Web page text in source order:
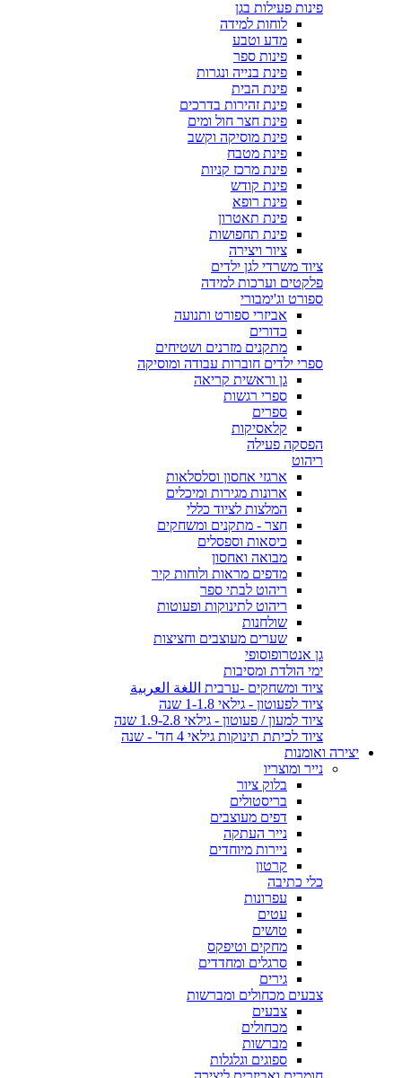
פינות פעילות בגן
לוחות למידה
מדע וטבע
פינות ספר
פינת בנייה ונגרות
פינת הבית
פינת זהירות בדרכים
פינת חצר חול ומים
פינת מוסיקה וקשב
פינת מטבח
פינת מרכז קניות
פינת קודש
פינת רופא
פינת תאטרון
פינת תחפושות
ציור ויצירה
ציוד משרדי לגן ילדים
פלקטים וערכות למידה
ספורט וג'ימבורי
אביזרי ספורט ותנועה
כדורים
מתקנים מזרנים ושטיחים
ספרי ילדים חוברות עבודה ומוסיקה
גן וראשית קריאה
ספרי רגשות
ספרים
קלאסיקות
הפסקה פעילה
ריהוט
ארגזי אחסון וסלסלאות
ארונות מגירות ומיכלים
המלצות לציוד כללי
חצר - מתקנים ומשחקים
כיסאות וספסלים
מבואה ואחסון
מדפים מראות ולוחות קיר
ריהוט לבתי ספר
ריהוט לתינוקות ופעוטות
שולחנות
שערים מעוצבים וחציצות
גן אנטרופוסופי
ימי הולדת ומסיבות
ציוד ומשחקים -ערבית اللغة العربية
ציוד לפעוטון - גילאי 1-1.8 שנה
ציוד למעון / פעוטון - גילאי 1.9-2.8 שנה
ציוד לכיתת תינוקות גילאי 4 חד' - שנה
יצירה ואומנות
נייר ומוצריו
בלוק ציור
בריסטולים
דפים מעוצבים
נייר העתקה
ניירות מיוחדים
קרטון
כלי כתיבה
עפרונות
עטים
טושים
מחקים וטיפקס
סרגלים ומחדדים
גירים
צבעים מכחולים ומברשות
צבעים
מכחולים
מברשות
ספוגים וגלגלות